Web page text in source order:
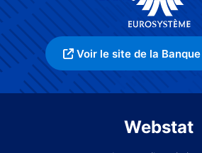
Voir le site de la
Webstat